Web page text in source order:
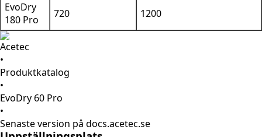
EvoDry
180 Pro
720 1200
Acetec
•
Produktkatalog
•
EvoDry 60 Pro
•
Senaste version på docs.acetec.se